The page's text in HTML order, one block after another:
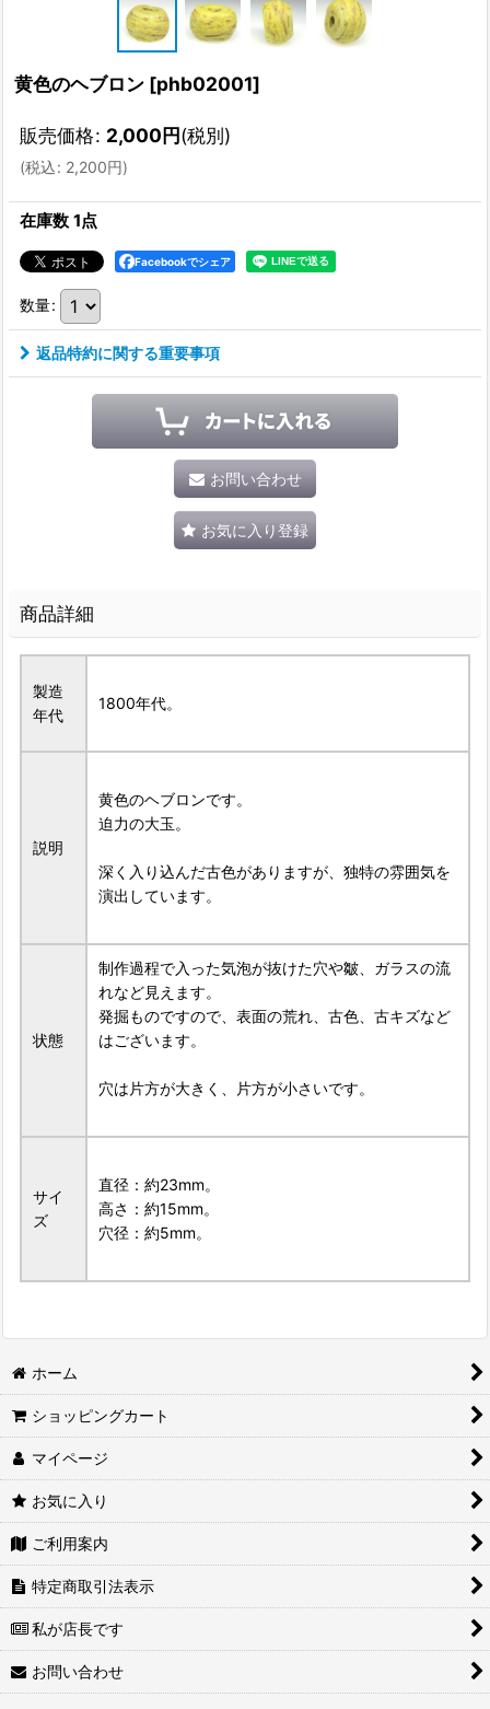
黄色のヘブロン [phb02001]
販売価格: 2,000円(税別)
(税込: 2,200円)
在庫数 1点
Facebookでシェア
数量:
返品特約に関する重要事項
お問い合わせ
お気に入り登録
商品詳細
製造
年代
1800年代。
説明
黄色のヘブロンです。
迫力の大玉。
深く入り込んだ古色がありますが、独特の雰囲気を
演出しています。
状態
制作過程で入った気泡が抜けた穴や皺、ガラスの流
れなど見えます。
発掘ものですので、表面の荒れ、古色、古キズなど
はございます。
穴は片方が大きく、片方が小さいです。
サイ
ズ
直径：約23mm。
高さ：約15mm。
穴径：約5mm。
ホーム
ショッピングカート
マイページ
お気に入り
ご利用案内
特定商取引法表示
私が店長です
お問い合わせ